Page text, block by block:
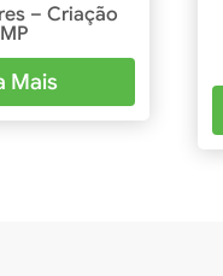
– Criação
Mais